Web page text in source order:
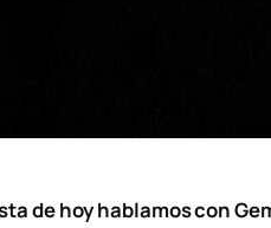
de hoy hablamos con